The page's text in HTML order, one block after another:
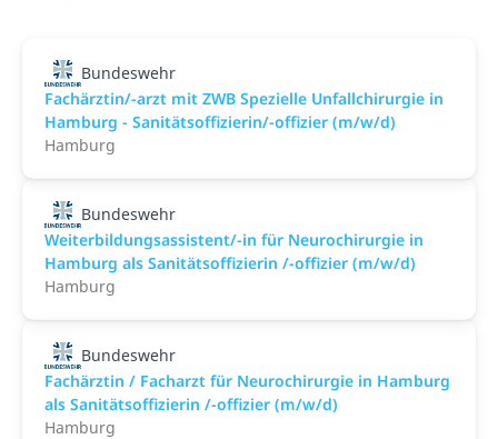
Bundeswehr
Fachärztin/-arzt mit ZWB Spezielle Unfallchirurgie in
Hamburg - Sanitätsoffizierin/-offizier (m/w/d)
Hamburg
Bundeswehr
Weiterbildungsassistent/-in für Neurochirurgie in
Hamburg als Sanitätsoffizierin /-offizier (m/w/d)
Hamburg
Bundeswehr
Fachärztin / Facharzt für Neurochirurgie in Hamburg
als Sanitätsoffizierin /-offizier (m/w/d)
Hamburg